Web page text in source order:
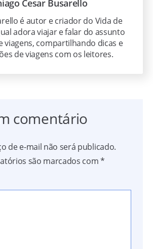
Cesar Busarello
é autor e criador do Vida de
adora viajar e falar do assunto
viagens, compartilhando dicas e
de viagens com os leitores.
comentário
de e-mail não será publicado.
são marcados com*